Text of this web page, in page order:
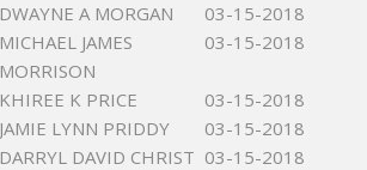
DWAYNE A MORGAN
03-15-2018
MICHAEL JAMES
MORRISON
03-15-2018
KHIREE K PRICE
03-15-2018
JAMIE LYNN PRIDDY
03-15-2018
DARRYL DAVID CHRIST 03-15-2018